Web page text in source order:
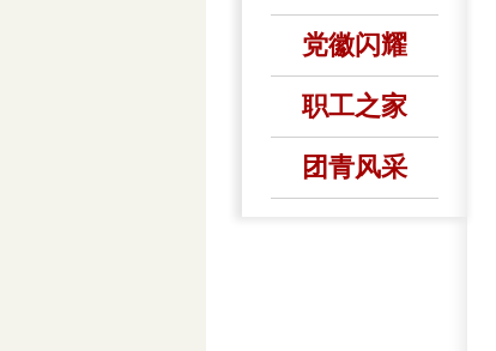
党徽闪耀
职工之家
团青风采